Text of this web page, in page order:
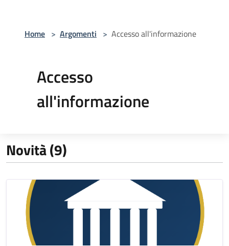
Home > Argomenti > Accesso all'informazione
Accesso
all'informazione
Novità (9)